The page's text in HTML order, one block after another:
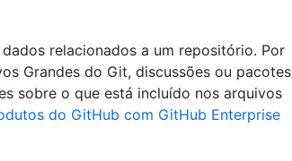
relacionados a um repositório. Por
Grandes do Git, discussões ou pacotes
sobre o que está incluído nos arquivos
do GitHub com GitHub Enterprise